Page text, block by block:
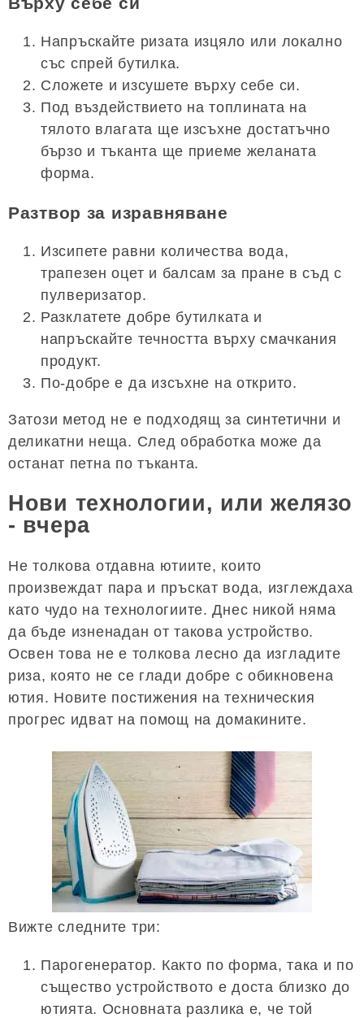
Напръскайте ризата изцяло или локално
със спрей бутилка.
Сложете и изсушете върху себе си.
Под въздействието на топлината на
тялото влагата ще изсъхне достатъчно
бързо и тъканта ще приеме желаната
форма.
Разтвор за изравняване
Изсипете равни количества вода,
трапезен оцет и балсам за пране в съд с
пулверизатор.
Разклатете добре бутилката и
напръскайте течността върху смачкания
продукт.
По-добре е да изсъхне на открито.
Затози метод не е подходящ за синтетични и
деликатни неща. След обработка може да
останат петна по тъканта.
Нови технологии, или желязо
- вчера
Не толкова отдавна ютиите, които
произвеждат пара и пръскат вода, изглеждаха
като чудо на технологиите. Днес никой няма
да бъде изненадан от такова устройство.
Освен това не е толкова лесно да изгладите
риза, която не се глади добре с обикновена
ютия. Новите постижения на техническия
прогрес идват на помощ на домакините.
Вижте следните три:
Парогенератор. Както по форма, така и по
същество устройството е доста близко до
ютията. Основната разлика е, че той